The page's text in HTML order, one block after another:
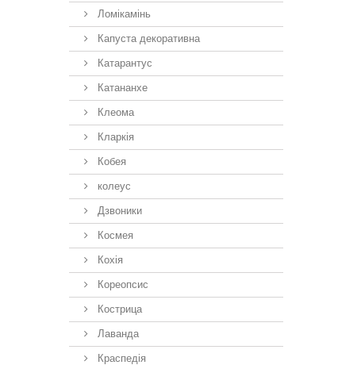
Ломікамінь
Капуста декоративна
Катарантус
Катананхе
Клеома
Кларкія
Кобея
колеус
Дзвоники
Космея
Кохія
Кореопсис
Кострица
Лаванда
Краспедія